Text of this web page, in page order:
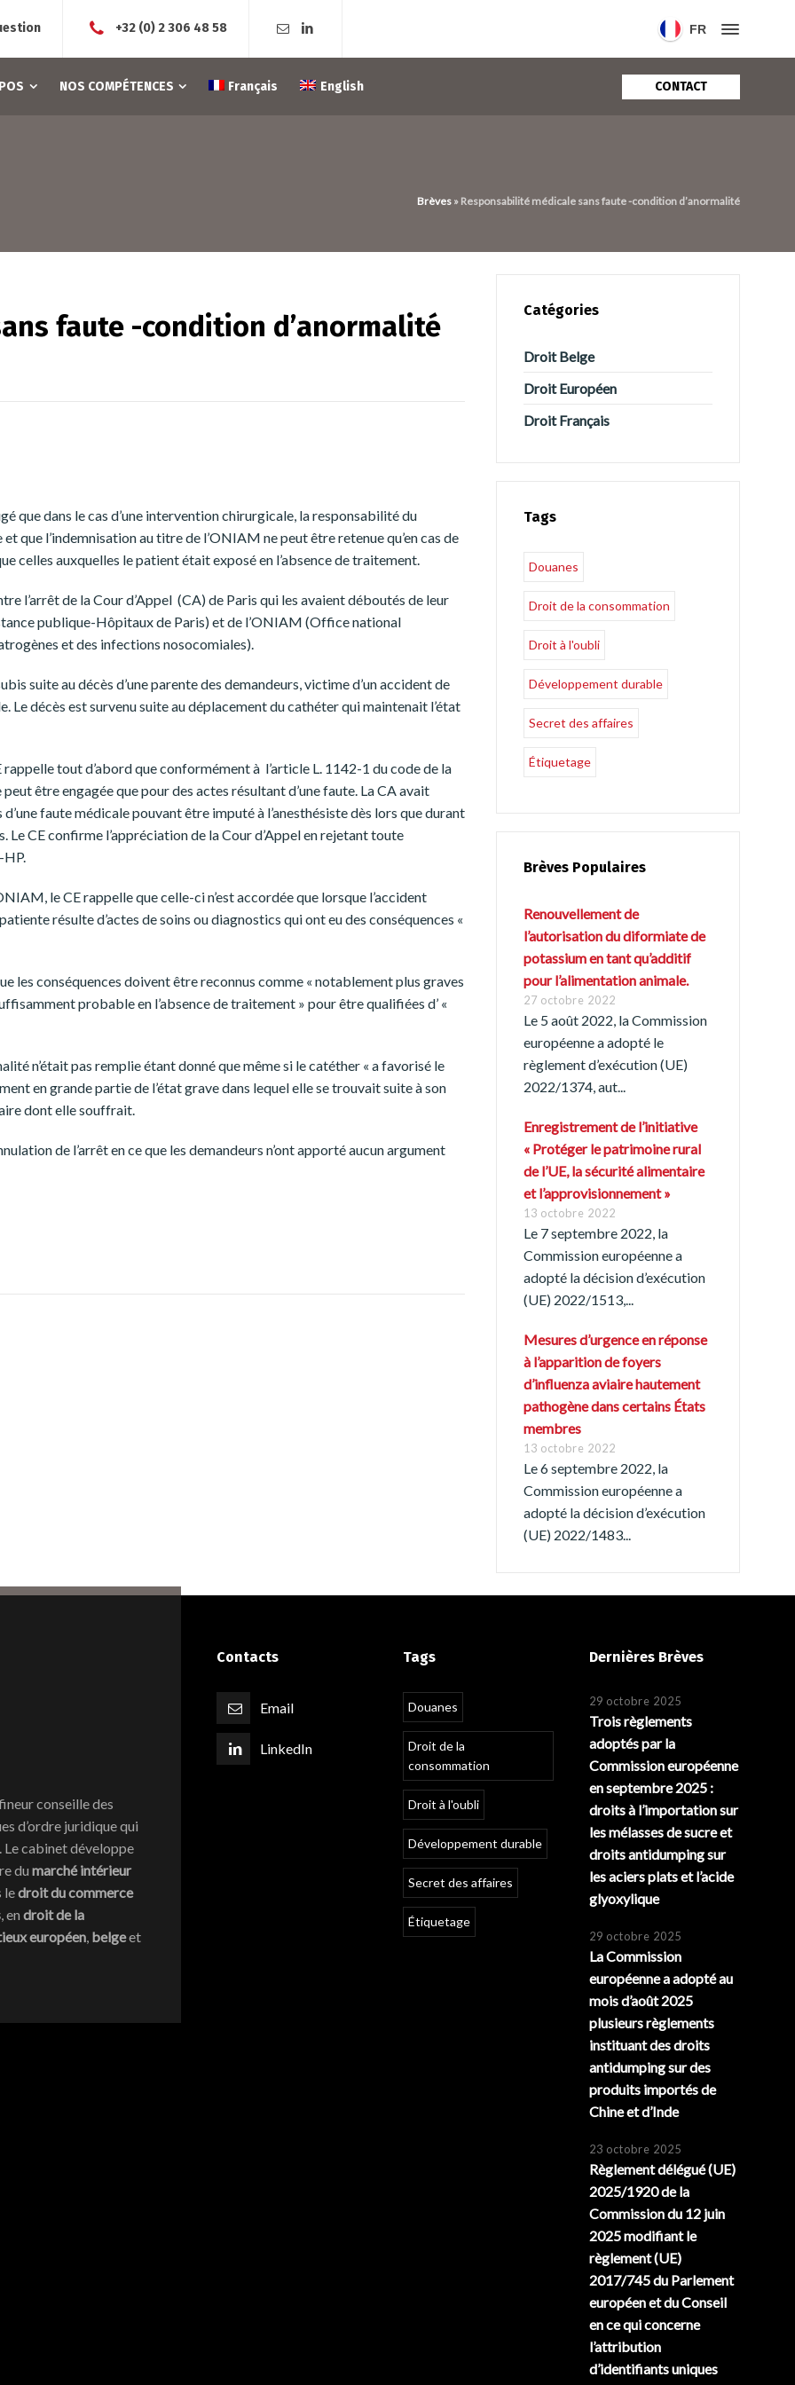
+32 (0) 2 306 48 58 FR
NOS COMPÉTENCES Français English CONTACT
Brèves » Responsabilité médicale sans faute -condition d’anormalité
faute -condition d’anormalité
que dans le cas d’une intervention chirurgicale, la responsabilité du
que l’indemnisation au titre de l’ONIAM ne peut être retenue qu’en cas de
celles auxquelles le patient était exposé en l’absence de traitement.
l’arrêt de la Cour d’Appel (CA) de Paris qui les avaient déboutés de leur
publique-Hôpitaux de Paris) et de l’ONIAM (Office national
et des infections nosocomiales).
suite au décès d’une parente des demandeurs, victime d’un accident de
décès est survenu suite au déplacement du cathéter qui maintenait l’état
tout d’abord que conformément à l’article L. 1142-1 du code de la
être engagée que pour des actes résultant d’une faute. La CA avait
faute médicale pouvant être imputé à l’anesthésiste dès lors que durant
CE confirme l’appréciation de la Cour d’Appel en rejetant toute
HP.
le CE rappelle que celle-ci n’est accordée que lorsque l’accident
résulte d’actes de soins ou diagnostics qui ont eu des conséquences «
les conséquences doivent être reconnus comme « notablement plus graves
probable en l’absence de traitement » pour être qualifiées d’ «
n’était pas remplie étant donné que même si le catéther « a favorisé le
en grande partie de l’état grave dans lequel elle se trouvait suite à son
dont elle souffrait.
de l’arrêt en ce que les demandeurs n’ont apporté aucun argument
Catégories
Droit Belge
Droit Européen
Droit Français
Tags
Douanes
Droit de la consommation
Droit à l'oubli
Développement durable
Secret des affaires
Étiquetage
Brèves Populaires
Renouvellement de
l’autorisation du diformiate de
potassium en tant qu’additif
pour l’alimentation animale.
27 octobre 2022
Le 5 août 2022, la Commission
européenne a adopté le
règlement d’exécution (UE)
2022/1374, aut...
Enregistrement de l’initiative
« Protéger le patrimoine rural
de l’UE, la sécurité alimentaire
et l’approvisionnement »
13 octobre 2022
Le 7 septembre 2022, la
Commission européenne a
adopté la décision d’exécution
(UE) 2022/1513,...
Mesures d’urgence en réponse
à l’apparition de foyers
d’influenza aviaire hautement
pathogène dans certains États
membres
13 octobre 2022
Le 6 septembre 2022, la
Commission européenne a
adopté la décision d’exécution
(UE) 2022/1483...
conseille des
d’ordre juridique qui
Le cabinet développe
du marché intérieur
ledroit du commerce
, en droit de la
européen, belgeet
Contacts
Email
LinkedIn
Tags
Douanes
Droit de la
consommation
Droit à l'oubli
Développement durable
Secret des affaires
Étiquetage
Dernières Brèves
29 octobre 2025
Trois règlements
adoptés par la
Commission européenne
en septembre 2025 :
droits à l’importation sur
les mélasses de sucre et
droits antidumping sur
les aciers plats et l’acide
glyoxylique
29 octobre 2025
La Commission
européenne a adopté au
mois d’août 2025
plusieurs règlements
instituant des droits
antidumping sur des
produits importés de
Chine et d’Inde
23 octobre 2025
Règlement délégué (UE)
2025/1920 de la
Commission du 12 juin
2025 modifiant le
règlement (UE)
2017/745 du Parlement
européen et du Conseil
en ce qui concerne
l’attribution
d’identifiants uniques
Português